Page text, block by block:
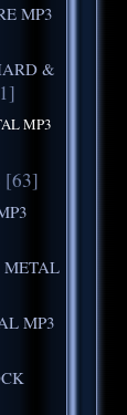
MP3
&
MP3
[63]
MP3